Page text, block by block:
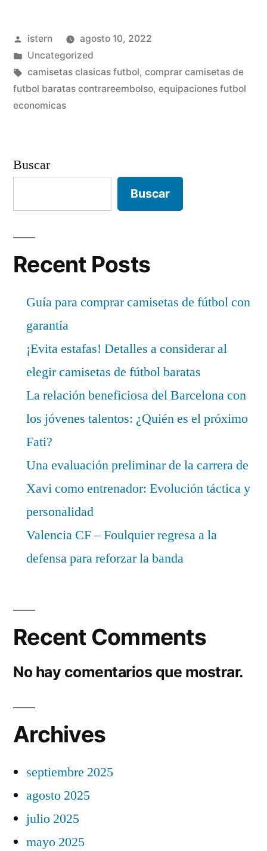
Publicado
por
istern
agosto 10, 2022
Publicado
en
Uncategorized
Etiquetas:
camisetas clasicas futbol, comprar camisetas de
futbol baratas contrareembolso, equipaciones futbol
economicas
Buscar
Buscar
Recent Posts
Guía para comprar camisetas de fútbol con
garantía
¡Evita estafas! Detalles a considerar al
elegir camisetas de fútbol baratas
La relación beneficiosa del Barcelona con
los jóvenes talentos: ¿Quién es el próximo
Fati?
Una evaluación preliminar de la carrera de
Xavi como entrenador: Evolución táctica y
personalidad
Valencia CF – Foulquier regresa a la
defensa para reforzar la banda
Recent Comments
No hay comentarios que mostrar.
Archives
septiembre 2025
agosto 2025
julio 2025
mayo 2025